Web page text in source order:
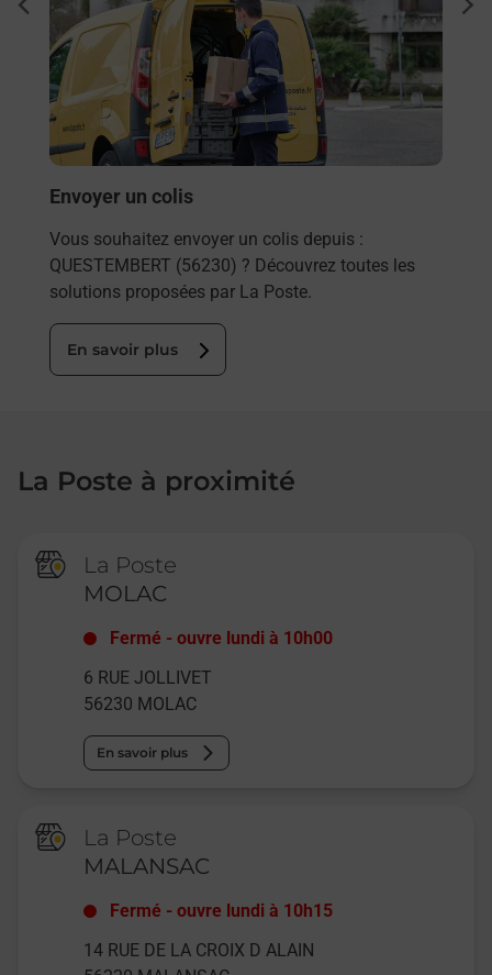
Envoyer un colis
Vous souhaitez envoyer un colis depuis :
QUESTEMBERT (56230) ? Découvrez toutes les
solutions proposées par La Poste.
En savoir plus
La Poste à proximité
La Poste
MOLAC
Fermé -ouvre lundi à 10h00
6 RUE JOLLIVET
56230 MOLAC
En savoir plus
La Poste
MALANSAC
Fermé -ouvre lundi à 10h15
14 RUE DE LA CROIX D ALAIN